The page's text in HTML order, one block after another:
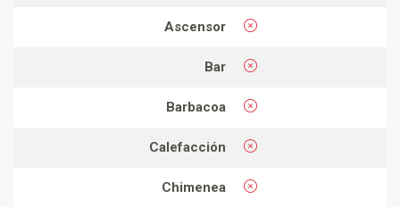
Ascensor
Bar
Barbacoa
Calefacción
Chimenea